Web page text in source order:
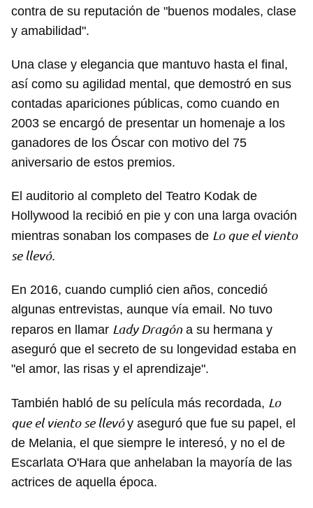
contra de su reputación de "buenos modales, clase
y amabilidad".
Una clase y elegancia que mantuvo hasta el final,
así como su agilidad mental, que demostró en sus
contadas apariciones públicas, como cuando en
2003 se encargó de presentar un homenaje a los
ganadores de los Óscar con motivo del 75
aniversario de estos premios.
El auditorio al completo del Teatro Kodak de
Hollywood la recibió en pie y con una larga ovación
mientras sonaban los compases de Lo que el viento
se llevó.
En 2016, cuando cumplió cien años, concedió
algunas entrevistas, aunque vía email. No tuvo
reparos en llamar Lady Dragón a su hermana y
aseguró que el secreto de su longevidad estaba en
"el amor, las risas y el aprendizaje".
También habló de su película más recordada, Lo
que el viento se llevóy aseguró que fue su papel, el
de Melania, el que siempre le interesó, y no el de
Escarlata O'Hara que anhelaban la mayoría de las
actrices de aquella época.